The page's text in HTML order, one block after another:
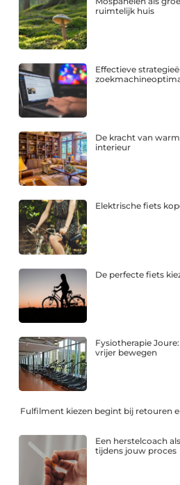
ruimtelijk huis
Effectieve
De kracht van
interieur
Elektrische fiets
De perfecte fiets
Fysiotherapie
vrijer bewegen
Fulfilment kiezen begint bij retouren
Een herstelcoach
tijdens jouw proces